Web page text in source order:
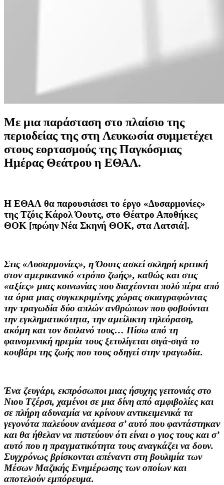
Με μια παράσταση στο πλαίσιο της
περιοδείας της στη Λευκωσία συμμετέχει
στους εορτασμούς της Παγκόσμιας
Ημέρας Θεάτρου η ΕΘΑΛ.
Η ΕΘΑΛ θα παρουσιάσει το έργο «Δυσαρμονίες»
της Τζόις Κάρολ Όουτς, στο Θέατρο Αποθήκες
ΘΟΚ [πρώην Νέα Σκηνή ΘΟΚ, στα Λατσιά].
Στις «Δυσαρμονίες», ηΌουτςασκεί σκληρή κριτική
στον αμερικανικό «τρόπο ζωής», καθώς και στις
«αξίες» μιας κοινωνίας που διαχέονται πολύ πέρα από
τα όρια μιας συγκεκριμένης χώρας σκιαγραφώντας
την τραγωδία δύο απλών ανθρώπων που φοβούνται
την εγκληματικότητα, την αμείλικτη τηλεόραση,
ακόμη και τον διπλανό τους… Πίσω από τη
φαινομενική ηρεμία τους ξετυλίγεται σιγά-σιγά το
κουβάρι της ζωής που τους οδηγεί στην τραγωδία.
Ένα ζευγάρι, εκπρόσωποι μιας ήσυχης γειτονιάς στο
Νιου Τζέρσι, χαμένοι σε μια δίνη από αμφιβολίες και
σε πλήρη αδυναμία να κρίνουν αντικειμενικά τα
γεγονότα παλεύουν ανάμεσα σ’ αυτό που φαντάστηκαν
και θα ήθελαν να πιστεύουν ότι είναι ο γιος τους και σ’
αυτό που η πραγματικότητα τους αναγκάζει να δουν.
Συγχρόνως βρίσκονται απέναντι στη βουλιμία των
Μέσων Μαζικής Ενημέρωσης των οποίων και
αποτελούν εμπόρευμα.